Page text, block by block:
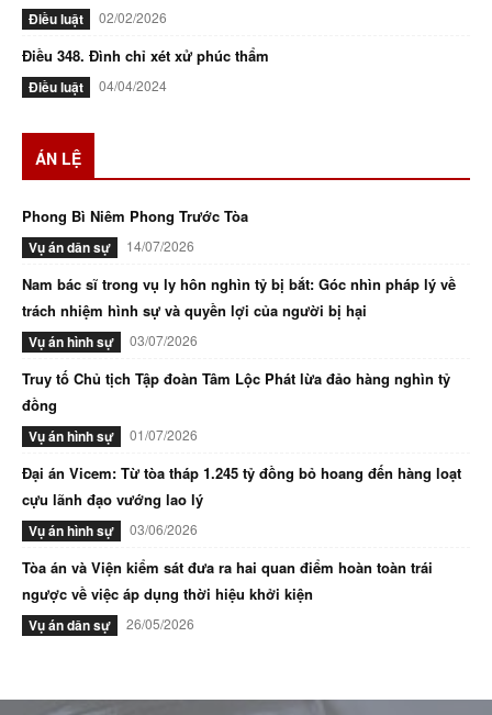
Điều luật 02/02/2026
Điều 348. Đình chỉ xét xử phúc thẩm
Điều luật 04/04/2024
ÁN LỆ
Phong Bì Niêm Phong Trước Tòa
Vụ án dân sự 14/07/2026
Nam bác sĩ trong vụ ly hôn nghìn tỷ bị bắt: Góc nhìn pháp lý về
trách nhiệm hình sự và quyền lợi của người bị hại
Vụ án hình sự 03/07/2026
Truy tố Chủ tịch Tập đoàn Tâm Lộc Phát lừa đảo hàng nghìn tỷ
đồng
Vụ án hình sự 01/07/2026
Đại án Vicem: Từ tòa tháp 1.245 tỷ đồng bỏ hoang đến hàng loạt
cựu lãnh đạo vướng lao lý
Vụ án hình sự 03/06/2026
Tòa án và Viện kiểm sát đưa ra hai quan điểm hoàn toàn trái
ngược về việc áp dụng thời hiệu khởi kiện
Vụ án dân sự 26/05/2026